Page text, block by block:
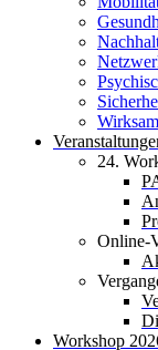
24.
Online-
Workshop